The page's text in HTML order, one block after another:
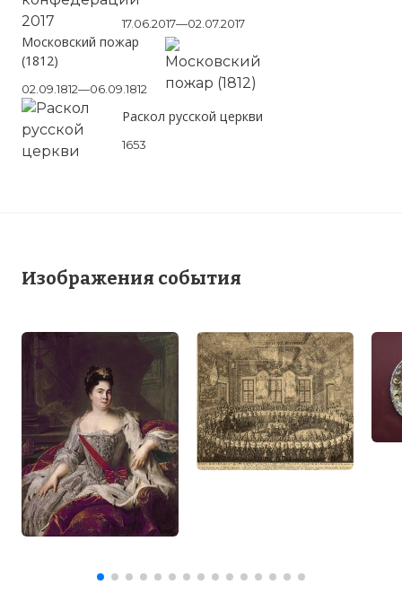
17.06.2017—02.07.2017
Московский пожар
(1812)
02.09.1812—06.09.1812
Раскол русской церкви
1653
Изображения события